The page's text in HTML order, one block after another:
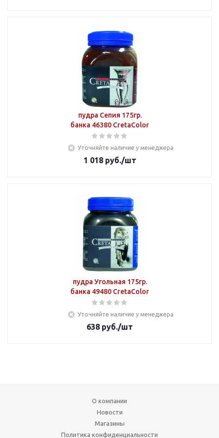
пудра Сепия 175гр.
банка 46380 CretaColor
Уточняйте наличие у менеджера
1 018руб./шт
пудра Угольная 175гр.
банка 49480 CretaColor
Уточняйте наличие у менеджера
638 руб./шт
О компании
Новости
Магазины
Политика конфиденциальности